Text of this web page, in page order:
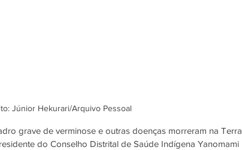
Júnior Hekurari/Arquivo Pessoal
grave de verminose e outras doenças morreram na Terra
do Conselho Distrital de Saúde Indígena Yanomami